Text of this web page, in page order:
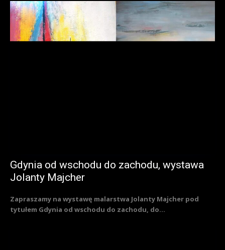
Gdynia od wschodu do zachodu, wystawa
Jolanty Majcher
Zapraszamy na wystawę malarstwa Jolanty Majcher pod
tytułem Gdynia od wschodu do zachodu, do...